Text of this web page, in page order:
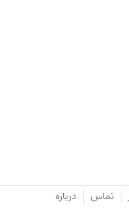
تماس درباره